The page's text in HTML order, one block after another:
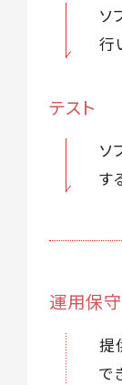
ソ
行
テスト
ソ
す
運用保守
提
で